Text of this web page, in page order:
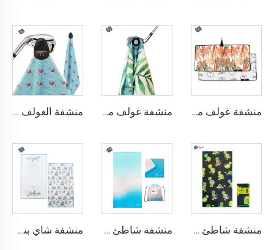
منشفة غولف مطبوعة منشفة غولف مغناطيسية منشفة الغولف المغناطيسية
منشفة شاطئ كرتونية منشفة شاطئ مع حقيبة سفر منشفة شاي بنسيج وافل